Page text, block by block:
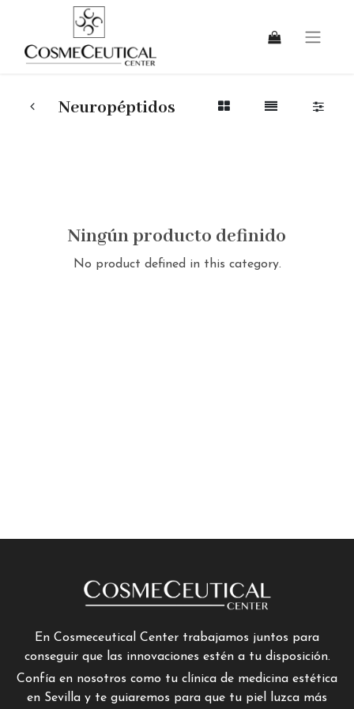
Neuropéptidos
Ningún producto definido
No product defined in this category.
En Cosmeceutical Center trabajamos juntos para
conseguir que las innovaciones estén a tu disposición.
Confía en nosotros como tu clínica de medicina estética
en Sevilla y te guiaremos para que tu piel luzca más